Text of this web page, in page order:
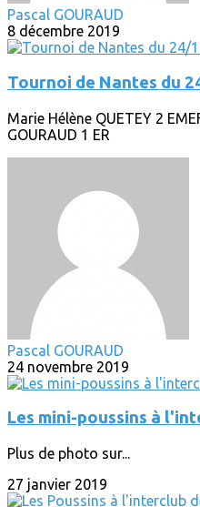
Pascal GOURAUD
8 décembre 2019
Tournoi de Nantes du
Marie Hélène QUETEY 2
GOURAUD 1 ER
Pascal GOURAUD
24 novembre 2019
Les mini-poussins à
Plus de photo sur...
27 janvier 2019